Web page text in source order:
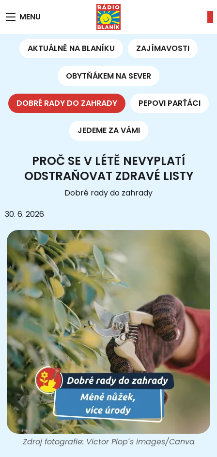
MENU
AKTUÁLNĚ NA BLANÍKU ZAJÍMAVOSTI
OBYTŇÁKEM NA SEVER
DOBRÉ RADY DO ZAHRADY PEPOVI PARŤÁCI
JEDEME ZA VÁMI
PROČ SE V LÉTĚ NEVYPLATÍ
ODSTRAŇOVAT ZDRAVÉ LISTY
Dobré rady do zahrady
30. 6. 2026
Zdroj fotografie: Victor Plop´s images/Canva